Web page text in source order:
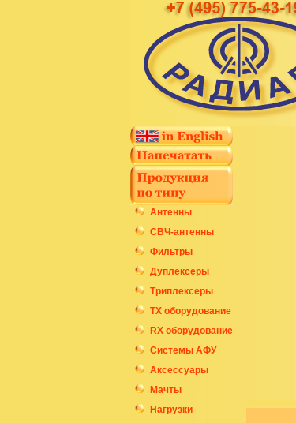
Антенны
СВЧ-антенны
Фильтры
Дуплексеры
Триплексеры
ТХ оборудование
RX оборудование
Системы АФУ
Аксессуары
Мачты
Нагрузки